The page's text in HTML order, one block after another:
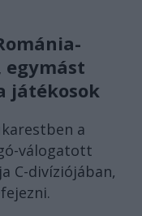
egymást
játékosok
a
válogatott
C-divíziójában,